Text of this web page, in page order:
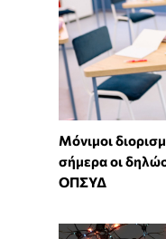
Μόνιμοι
σήμερα οι
ΟΠΣΥΔ